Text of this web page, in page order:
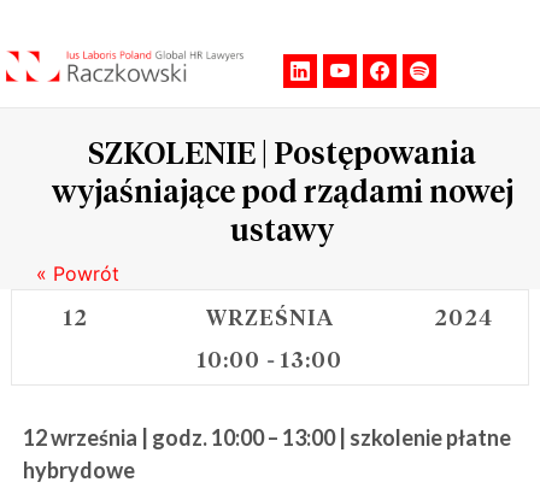
SZKOLENIE | Postępowania
wyjaśniające pod rządami nowej
ustawy
« Powrót
12 WRZEŚNIA
2024
10:00 - 13:00
12 września | godz. 10:00 – 13:00 | szkolenie płatne
hybrydowe